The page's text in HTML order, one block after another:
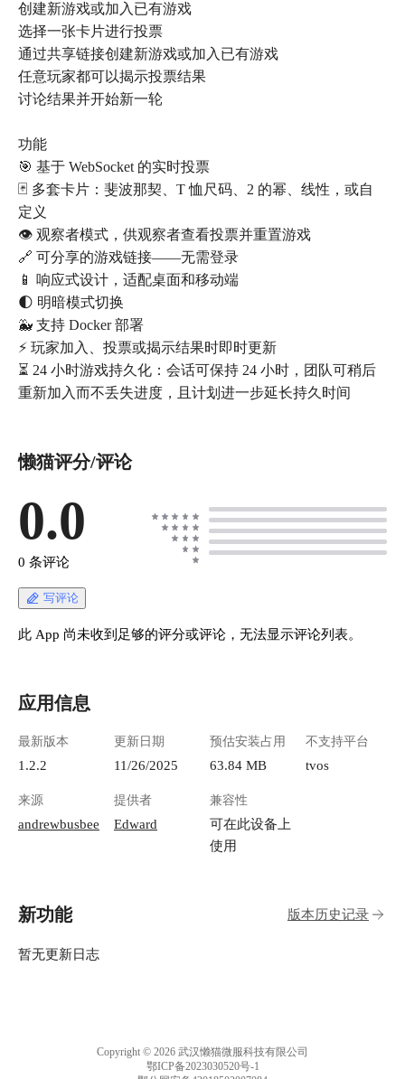
创建新游戏或加入已有游戏
选择一张卡片进行投票
通过共享链接创建新游戏或加入已有游戏
任意玩家都可以揭示投票结果
讨论结果并开始新一轮
功能
🎯 基于 WebSocket 的实时投票
🃏 多套卡片：斐波那契、T 恤尺码、2 的幂、线性，或自
定义
👁️ 观察者模式，供观察者查看投票并重置游戏
🔗 可分享的游戏链接——无需登录
📱 响应式设计，适配桌面和移动端
🌓 明暗模式切换
🐳 支持 Docker 部署
⚡ 玩家加入、投票或揭示结果时即时更新
⏳ 24 小时游戏持久化：会话可保持 24 小时，团队可稍后
重新加入而不丢失进度，且计划进一步延长持久时间
懒猫评分/评论
0.0
0 条评论
写评论
此 App 尚未收到足够的评分或评论，无法显示评论列表。
应用信息
最新版本
1.2.2
更新日期
11/26/2025
预估安装占用
63.84 MB
不支持平台
tvos
来源
andrewbusbee
提供者
Edward
兼容性
可在此设备上
使用
新功能 版本历史记录
暂无更新日志
Copyright © 2026 武汉懒猫微服科技有限公司
鄂ICP备2023030520号-1